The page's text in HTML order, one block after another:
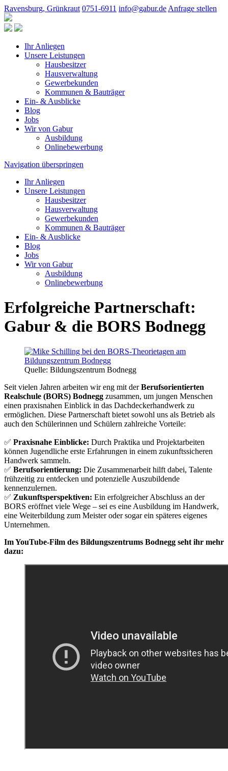
Ravensburg, Grünkraut 0751-6911 info@gabur.de Anfrage stellen
Ihr Anliegen
Unsere Leistungen
Hausbesitzer
Hausverwaltung
Gewerbekunden
Kommunen & Bauträger
Ein- & Ausblicke
Blog
Jobs
Wir von Gabur
Ausbildung
Onlinebewerbung
Navigation überspringen
Ihr Anliegen
Unsere Leistungen
Hausbesitzer
Hausverwaltung
Gewerbekunden
Kommunen & Bauträger
Ein- & Ausblicke
Blog
Jobs
Wir von Gabur
Ausbildung
Onlinebewerbung
Erfolgreiche Partnerschaft:
Gabur & die BORS Bodnegg
Quelle: Bildungszentrum Bodnegg
Seit vielen Jahren arbeiten wir eng mit derBerufsorientierten
Realschule (BORS) Bodnegg zusammen, um jungen Menschen
einen praxisnahen Einblick in das Dachdeckerhandwerk zu
ermöglichen. Diese Partnerschaft bietet sowohl uns als Betrieb als
auch den Schülerinnen und Schülern zahlreiche Vorteile:
✅ Praxisnahe Einblicke: Durch Praktika und Projektarbeiten
können Jugendliche erste Erfahrungen in einem zukunftssicheren
Handwerk sammeln.
✅ Berufsorientierung: Die Zusammenarbeit hilft dabei, Talente
frühzeitig zu entdecken und potenzielle Auszubildende
kennenzulernen.
✅ Zukunftsperspektiven: Ein erfolgreicher Abschluss an der
BORS eröffnet viele Wege – sei es eine Ausbildung im Handwerk,
eine Weiterbildung zum Meister oder sogar ein späteres eigenes
Unternehmen.
Im YouTube-Film des Bildungszentrums Bodnegg seht ihr mehr
dazu: